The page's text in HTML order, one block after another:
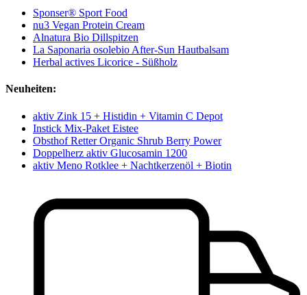
Sponser® Sport Food
nu3 Vegan Protein Cream
Alnatura Bio Dillspitzen
La Saponaria osolebio After-Sun Hautbalsam
Herbal actives Licorice - Süßholz
Neuheiten:
aktiv Zink 15 + Histidin + Vitamin C Depot
Instick Mix-Paket Eistee
Obsthof Retter Organic Shrub Berry Power
Doppelherz aktiv Glucosamin 1200
aktiv Meno Rotklee + Nachtkerzenöl + Biotin